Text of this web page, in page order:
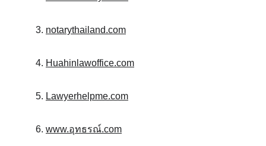
3. notarythailand.com
4. Huahinlawoffice.com
5. Lawyerhelpme.com
6. www.อุทธรณ์.com